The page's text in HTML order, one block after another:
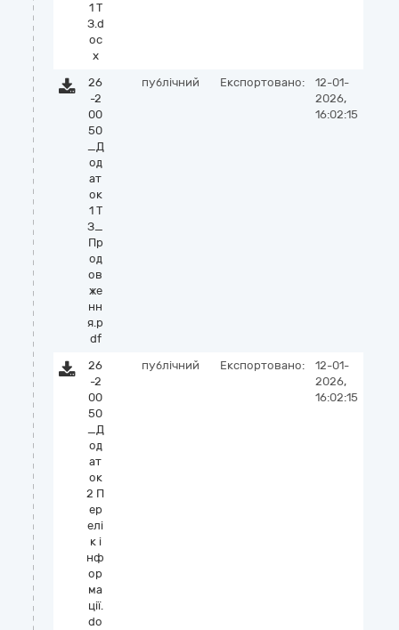
1 Т
З.d
oc
x
26
-2
00
50
_Д
од
ат
ок
1 Т
З_
Пр
од
ов
же
нн
я.p
df
публічний Експортовано:
12-01-
2026,
16:02:15
26
-2
00
50
_Д
од
ат
ок
2 П
ер
елі
к і
нф
ор
ма
ції.
do
публічний Експортовано:
12-01-
2026,
16:02:15